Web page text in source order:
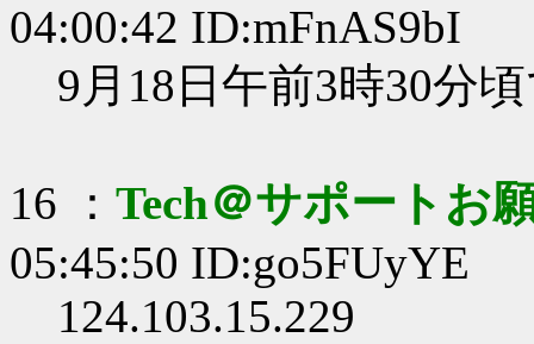
04:00:42 ID:mFnAS9bI
9月18日午前3時30分
16 ： Tech＠サポートお
05:45:50 ID:go5FUyYE
124.103.15.229